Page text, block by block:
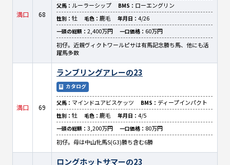
満口 68
父馬： ルーラーシップ BMS： ローエングリン
性別： 牡 毛色： 鹿毛 年月日： 4/26
一頭の総額： 2,400万円 一口価格： 60万円
初仔。近親ヴィクトワールピサは有馬記念勝ち馬、他にも活
躍馬多数
満口 69
ランブリングアレーの23
カタログ
父馬： マインドユアビスケッツ BMS： ディープインパクト
性別： 牡 毛色： 鹿毛 年月日： 4/5
一頭の総額： 3,200万円 一口価格： 80万円
初仔。母は中山牝馬S(G3)勝ち含む6勝
ロングホットサマーの23